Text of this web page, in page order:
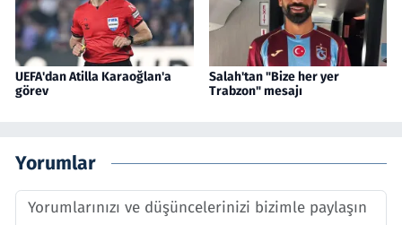
UEFA'dan Atilla Karaoğlan'a
görev
Salah'tan "Bize her yer
Trabzon" mesajı
Yorumlar